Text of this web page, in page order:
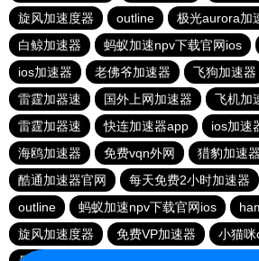
旋风加速度器
outline 极光aurora加
白鲸加速器
蚂蚁加速npv下载官网ios
ios加速器
老佛爷加速器 飞狗加速器
雷霆加器速
国外上网加速器 飞机加
雷霆加器速
快连加速器app ios加速
海鸥加速器
免费vqn外网 猎豹加速器
酷通加速器官网
每天免费2小时加速器
outline
蚂蚁加速npv下载官网ios
旋风加速度器
免费VP加速器
小猫